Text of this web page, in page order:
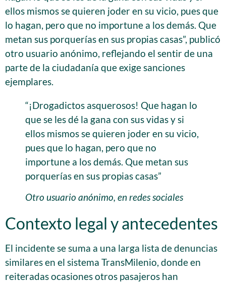
ellos mismos se quieren joder en su vicio, pues que
lo hagan, pero que no importune a los demás. Que
metan sus porquerías en sus propias casas”, publicó
otro usuario anónimo, reflejando el sentir de una
parte de la ciudadanía que exige sanciones
ejemplares.
“¡Drogadictos asquerosos! Que hagan lo
que se les dé la gana con sus vidas y si
ellos mismos se quieren joder en su vicio,
pues que lo hagan, pero que no
importune a los demás. Que metan sus
porquerías en sus propias casas”
Otro usuario anónimo, en redes sociales
Contexto legal y antecedentes
El incidente se suma a una larga lista de denuncias
similares en el sistema TransMilenio, donde en
reiteradas ocasiones otros pasajeros han